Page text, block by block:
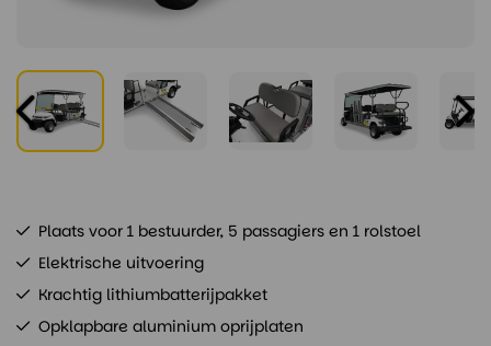
Plaats voor 1 bestuurder, 5 passagiers en 1 rolstoel
Elektrische uitvoering
Krachtig lithiumbatterijpakket
Opklapbare aluminium oprijplaten